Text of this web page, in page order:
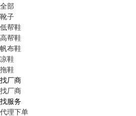
全部
靴子
低帮鞋
高帮鞋
帆布鞋
凉鞋
拖鞋
找厂商
找厂商
找服务
代理下单